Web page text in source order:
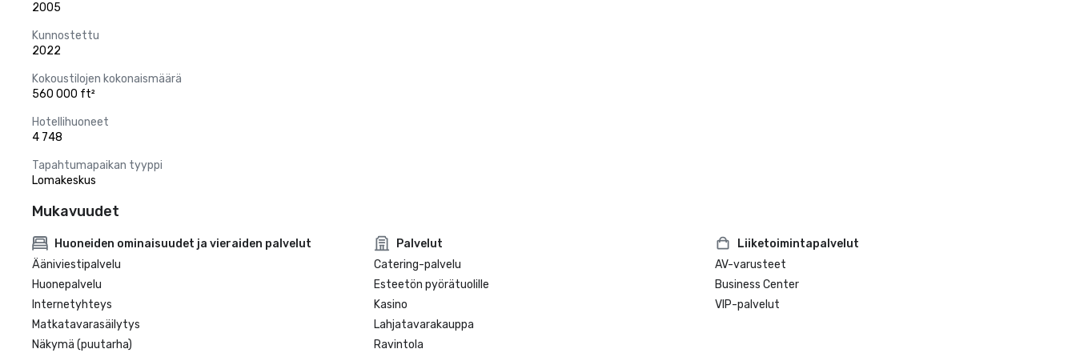
2005
Kunnostettu
2022
Kokoustilojen kokonaismäärä
560 000 ft²
Hotellihuoneet
4 748
Tapahtumapaikan tyyppi
Lomakeskus
Mukavuudet
Huoneiden ominaisuudet ja vieraiden palvelut
Ääniviestipalvelu
Huonepalvelu
Internetyhteys
Matkatavarasäilytys
Näkymä (puutarha)
Palvelut
Catering-palvelu
Esteetön pyörätuolille
Kasino
Lahjatavarakauppa
Ravintola
Liiketoimintapalvelut
AV-varusteet
Business Center
VIP-palvelut